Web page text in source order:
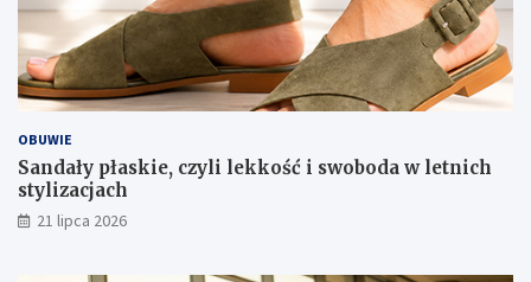
OBUWIE
Sandały płaskie, czyli lekkość i swoboda w letnich
stylizacjach
21 lipca 2026